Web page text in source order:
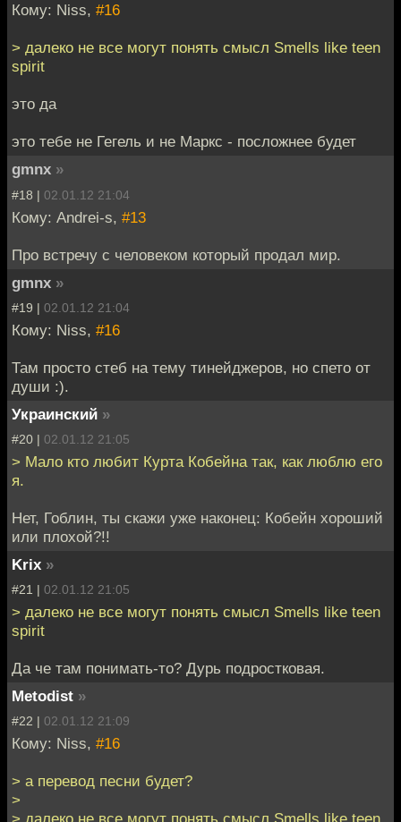
Кому: Niss, #16
> далеко не все могут понять смысл Smells like teen
spirit
это да
это тебе не Гегель и не Маркс - посложнее будет
gmnx »
#18 | 02.01.12 21:04
Кому: Andrei-s, #13
Про встречу с человеком который продал мир.
gmnx »
#19 | 02.01.12 21:04
Кому: Niss, #16
Там просто стеб на тему тинейджеров, но спето от
души :).
Украинский »
#20 | 02.01.12 21:05
> Мало кто любит Курта Кобейна так, как люблю его
я.
Нет, Гоблин, ты скажи уже наконец: Кобейн хороший
или плохой?!!
Krix »
#21 | 02.01.12 21:05
> далеко не все могут понять смысл Smells like teen
spirit
Да че там понимать-то? Дурь подростковая.
Metodist »
#22 | 02.01.12 21:09
Кому: Niss, #16
> а перевод песни будет?
>
> далеко не все могут понять смысл Smells like teen